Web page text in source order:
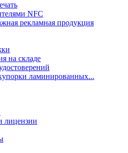
NFC
рекламная продукция
на складе
ламинированных...
лицензии